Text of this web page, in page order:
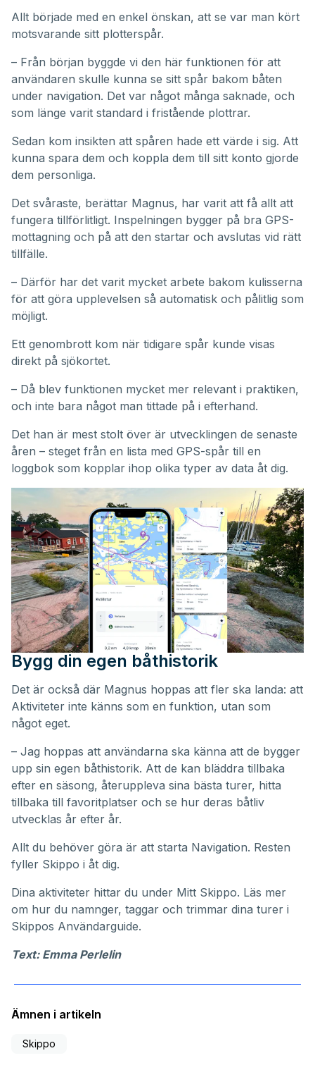
Allt började med en enkel önskan, att se var man kört
motsvarande sitt plotterspår.
– Från början byggde vi den här funktionen för att
användaren skulle kunna se sitt spår bakom båten
under navigation. Det var något många saknade, och
som länge varit standard i fristående plottrar.
Sedan kom insikten att spåren hade ett värde i sig. Att
kunna spara dem och koppla dem till sitt konto gjorde
dem personliga.
Det svåraste, berättar Magnus, har varit att få allt att
fungera tillförlitligt. Inspelningen bygger på bra GPS-
mottagning och på att den startar och avslutas vid rätt
tillfälle.
– Därför har det varit mycket arbete bakom kulisserna
för att göra upplevelsen så automatisk och pålitlig som
möjligt.
Ett genombrott kom när tidigare spår kunde visas
direkt på sjökortet.
– Då blev funktionen mycket mer relevant i praktiken,
och inte bara något man tittade på i efterhand.
Det han är mest stolt över är utvecklingen de senaste
åren – steget från en lista med GPS-spår till en
loggbok som kopplar ihop olika typer av data åt dig.
Bygg din egen båthistorik
Det är också där Magnus hoppas att fler ska landa: att
Aktiviteter inte känns som en funktion, utan som
något eget.
– Jag hoppas att användarna ska känna att de bygger
upp sin egen båthistorik. Att de kan bläddra tillbaka
efter en säsong, återuppleva sina bästa turer, hitta
tillbaka till favoritplatser och se hur deras båtliv
utvecklas år efter år.
Allt du behöver göra är att starta Navigation. Resten
fyller Skippo i åt dig.
Dina aktiviteter hittar du under Mitt Skippo. Läs mer
om hur du namnger, taggar och trimmar dina turer i
Skippos Användarguide.
Text: Emma Perlelin
Ämnen i artikeln
Skippo